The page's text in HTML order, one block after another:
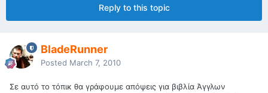
Reply to this topic
BladeRunner
Posted March 7, 2010
Σε αυτό το τόπικ θα γράφουμε απόψεις για βιβλία Άγγλων